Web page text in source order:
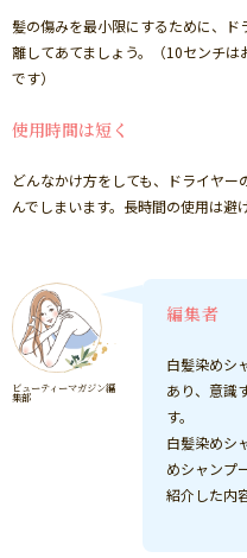
髪の傷みを最小限にするために、
離してあてましょう。（10センチ
です）
使用時間は短く
どんなかけ方をしても、ドライヤ
んでしまいます。長時間の使用は避
編集者
白髪染めシ
あり、意識
す。
白髪染めシ
めシャンプ
紹介した内